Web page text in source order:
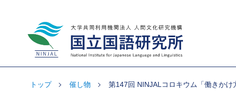
大学共同利用機関法人 人間文化研究機
トップ 催し物 第147回 NINJALコロキウム「働きか